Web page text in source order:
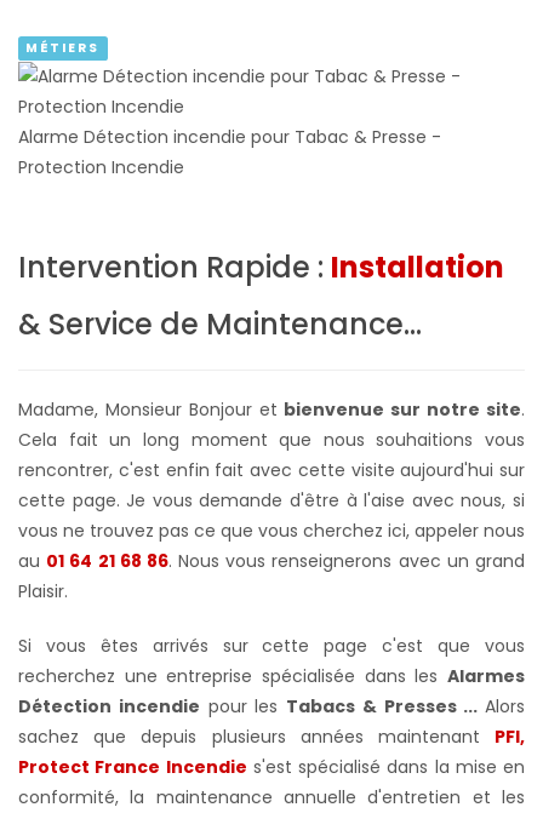
MÉTIERS
Alarme Détection incendie pour Tabac & Presse -
Protection Incendie
Intervention Rapide : Installation
& Service de Maintenance...
Madame, Monsieur Bonjour et bienvenue sur notre site.
Cela fait un long moment que nous souhaitions vous
rencontrer, c'est enfin fait avec cette visite aujourd'hui sur
cette page. Je vous demande d'être à l'aise avec nous, si
vous ne trouvez pas ce que vous cherchez ici, appeler nous
au 01 64 21 68 86. Nous vous renseignerons avec un grand
Plaisir.
Si vous êtes arrivés sur cette page c'est que vous
recherchez une entreprise spécialisée dans les Alarmes
Détection incendie pour les Tabacs & Presses ... Alors
sachez que depuis plusieurs années maintenant PFI,
Protect France Incendie s'est spécialisé dans la mise en
conformité, la maintenance annuelle d'entretien et les